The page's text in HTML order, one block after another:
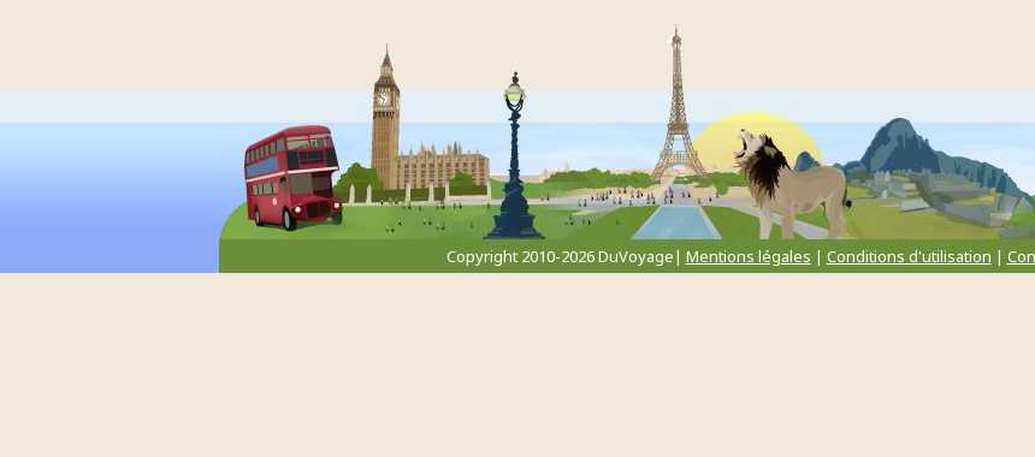
Copyright 2010-2026 DuVoyage| Mentions légales | Conditions d'utilisation |